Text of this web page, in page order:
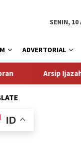
SENIN, 10
ADVERTORIAL
Jokowi Disebut
ID